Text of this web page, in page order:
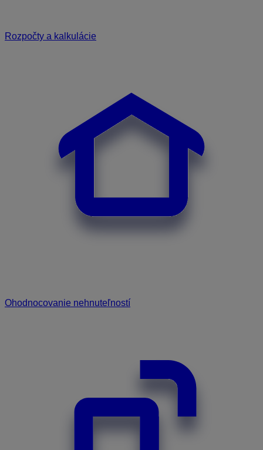
Rozpočty a kalkulácie
Ohodnocovanie nehnuteľností